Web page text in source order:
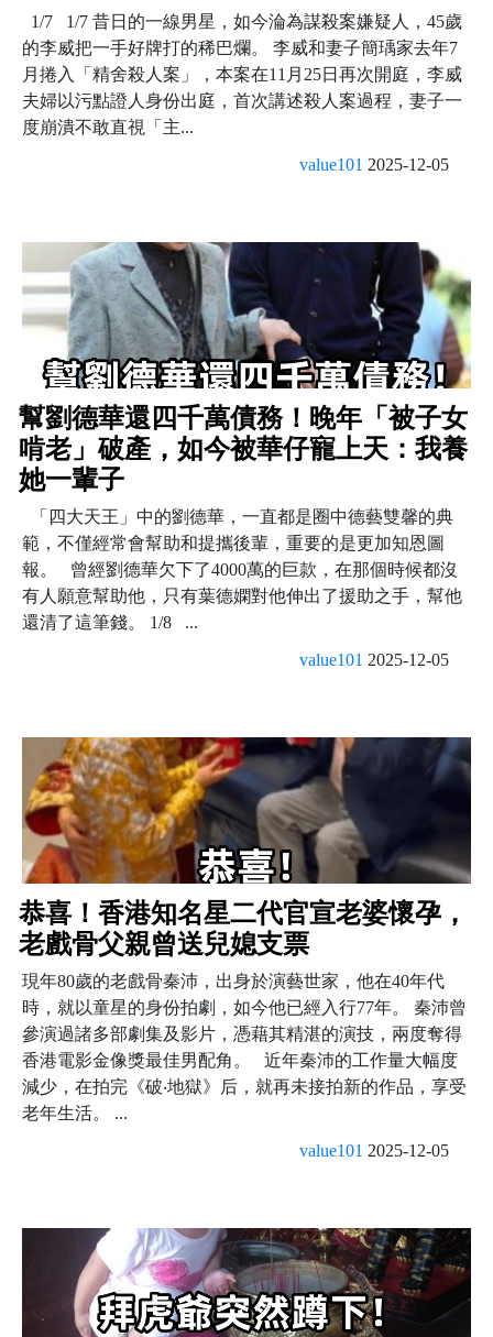
1/7 1/7 昔日的一線男星，如今淪為謀殺案嫌疑人，45歲
的李威把一手好牌打的稀巴爛。 李威和妻子簡瑀家去年7
月捲入「精舍殺人案」，本案在11月25日再次開庭，李威
夫婦以污點證人身份出庭，首次講述殺人案過程，妻子一
度崩潰不敢直視「主...
value101 2025-12-05
幫劉德華還四千萬債務！晚年「被子女
啃老」破產，如今被華仔寵上天：我養
她一輩子
「四大天王」中的劉德華，一直都是圈中德藝雙馨的典
範，不僅經常會幫助和提攜後輩，重要的是更加知恩圖
報。 曾經劉德華欠下了4000萬的巨款，在那個時候都沒
有人願意幫助他，只有葉德嫻對他伸出了援助之手，幫他
還清了這筆錢。 1/8 ...
value101 2025-12-05
恭喜！香港知名星二代官宣老婆懷孕，
老戲骨父親曾送兒媳支票
現年80歲的老戲骨秦沛，出身於演藝世家，他在40年代
時，就以童星的身份拍劇，如今他已經入行77年。 秦沛曾
參演過諸多部劇集及影片，憑藉其精湛的演技，兩度奪得
香港電影金像獎最佳男配角。 近年秦沛的工作量大幅度
減少，在拍完《破‧地獄》后，就再未接拍新的作品，享受
老年生活。 ...
value101 2025-12-05